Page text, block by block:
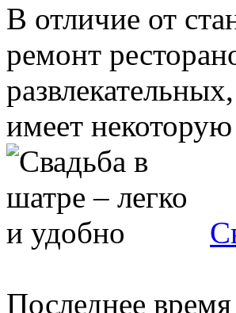
В отличие от
ремонт
имеет
Последнее